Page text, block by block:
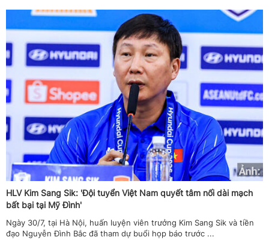
HLV Kim Sang Sik: 'Đội tuyển Việt Nam quyết tâm nối dài mạch
bất bại tại Mỹ Đình'
Ngày 30/7, tại Hà Nội, huấn luyện viên trưởng Kim Sang Sik và tiền
đạo Nguyễn Đình Bắc đã tham dự buổi họp báo trước ...